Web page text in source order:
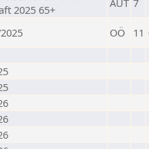
2025 65+
AUT 7
OÖ 11